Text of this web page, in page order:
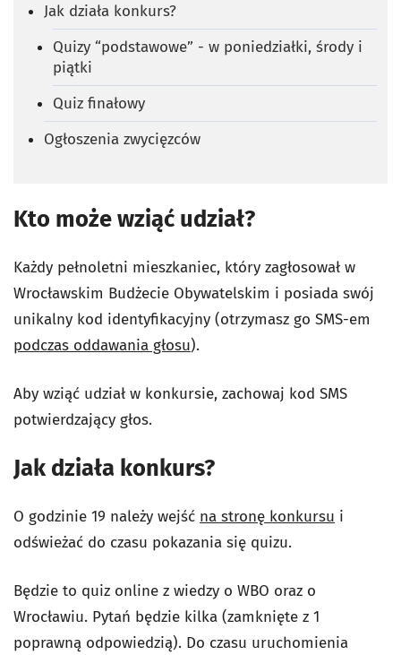
Jak działa konkurs?
Quizy “podstawowe” - w poniedziałki, środy i
piątki
Quiz finałowy
Ogłoszenia zwycięzców
Kto może wziąć udział?
Każdy pełnoletni mieszkaniec, który zagłosował w
Wrocławskim Budżecie Obywatelskim i posiada swój
unikalny kod identyfikacyjny (otrzymasz go SMS-em
podczas oddawania głosu).
Aby wziąć udział w konkursie, zachowaj kod SMS
potwierdzający głos.
Jak działa konkurs?
O godzinie 19 należy wejść na stronę konkursu i
odświeżać do czasu pokazania się quizu.
Będzie to quiz online z wiedzy o WBO oraz o
Wrocławiu. Pytań będzie kilka (zamknięte z 1
poprawną odpowiedzią). Do czasu uruchomienia